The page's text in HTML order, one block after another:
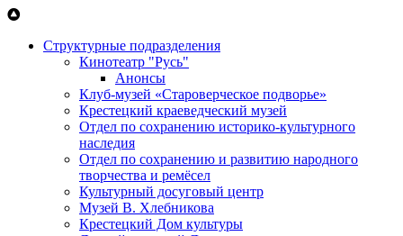
Перейти к основному содержанию
Структурные подразделения
Кинотеатр "Русь"
Анонсы
Клуб-музей «Староверческое подворье»
Крестецкий краеведческий музей
Отдел по сохранению историко-культурного
наследия
Отдел по сохранению и развитию народного
творчества и ремёсел
Культурный досуговый центр
Музей В. Хлебникова
Крестецкий Дом культуры